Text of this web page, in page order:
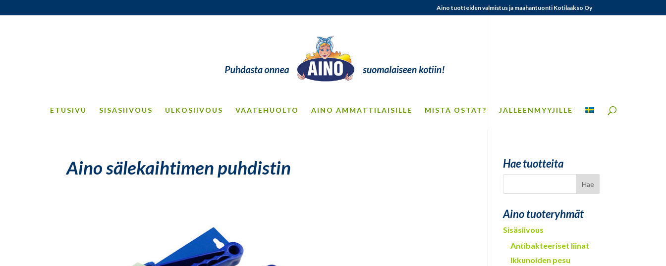
Aino tuotteiden valmistus ja maahantuonti Kotilaakso Oy
ETUSIVU SISÄSIIVOUS ULKOSIIVOUS VAATEHUOLTO AINO AMMATTILAISILLE MISTÄ OSTAT? JÄLLEENMYYJILLE
Aino sälekaihtimen puhdistin Hae tuotteita
Aino tuoteryhmät
Sisäsiivous
Antibakteeriset liinat
Ikkunoiden pesu